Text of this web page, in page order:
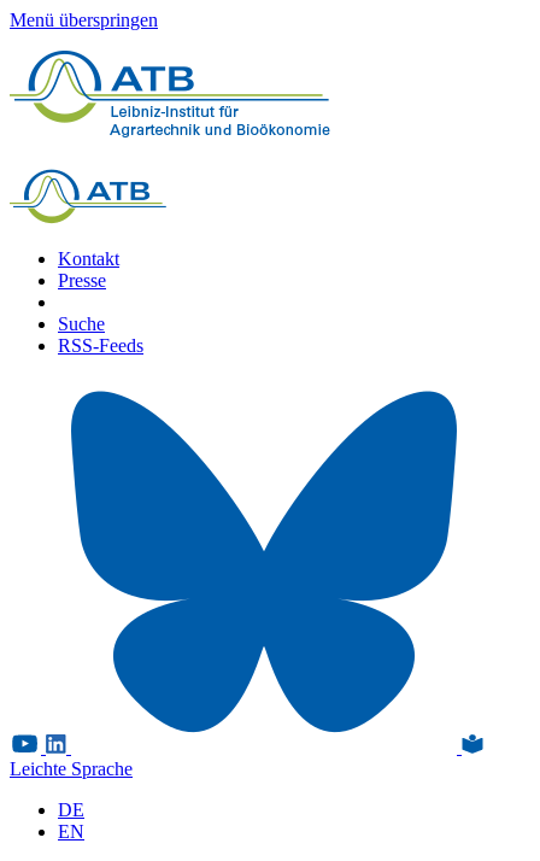
Menü überspringen
Kontakt
Presse
Suche
RSS-Feeds
Leichte Sprache
DE
EN